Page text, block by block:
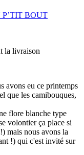
P’TIT BOUT
la livraison
avons eu ce printemps
que les camibouques,
flore blanche type
volontier ça place si
mais nous avons la
!) qui c'est invité sur